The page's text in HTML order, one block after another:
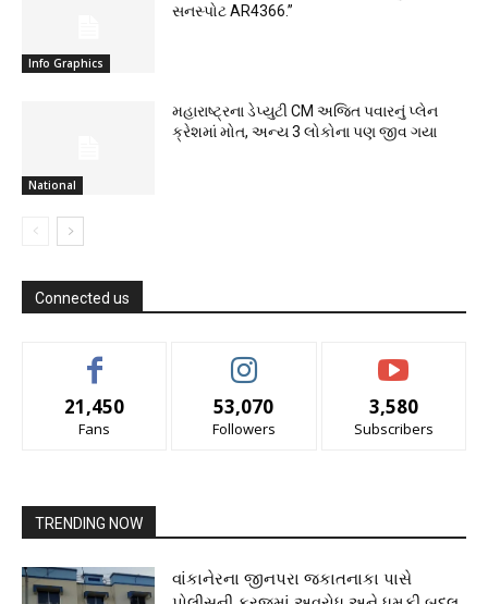
Info Graphics
સનસ્પોટ AR4366.”
National
મહારાષ્ટ્રના ડેપ્યુટી CM અજિત પવારનું પ્લેન
ક્રેશમાં મોત, અન્ય 3 લોકોના પણ જીવ ગયા
Connected us
21,450
Fans
53,070
Followers
3,580
Subscribers
TRENDING NOW
વાંકાનેરના જીનપરા જકાતનાકા પાસે